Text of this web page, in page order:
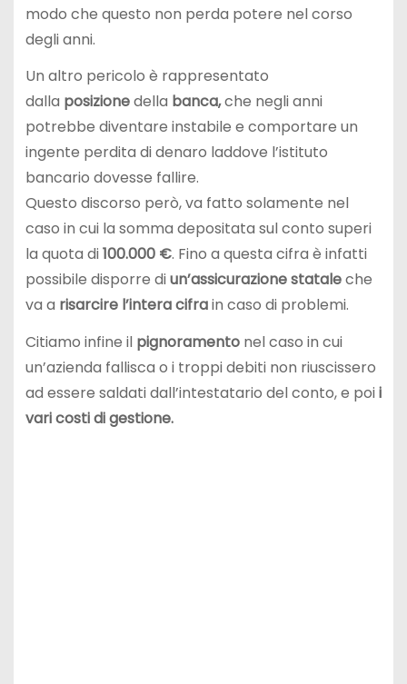
modo che questo non perda potere nel corso
degli anni.
Un altro pericolo è rappresentato
dalla posizionedella banca,che negli anni
potrebbe diventare instabile e comportare un
ingente perdita di denaro laddove l’istituto
bancario dovesse fallire.
Questo discorso però, va fatto solamente nel
caso in cui la somma depositata sul conto superi
la quota di100.000 €. Fino a questa cifra è infatti
possibile disporre diun’assicurazione stataleche
va a risarcire l’intera cifrain caso di problemi.
Citiamo infine il pignoramentonel caso in cui
un’azienda fallisca o i troppi debiti non riuscissero
ad essere saldati dall’intestatario del conto, e poii
vari costi di gestione.